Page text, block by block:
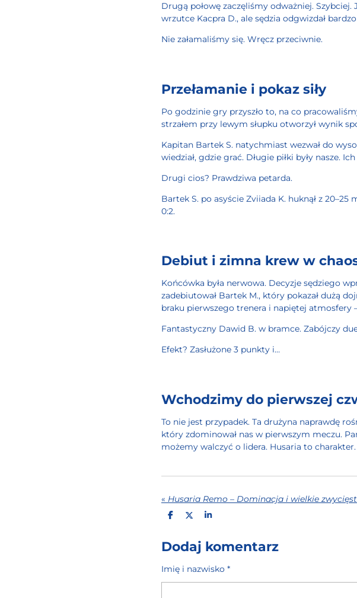
Drugą połowę zaczęliśmy odważniej. Szybciej.
wrzutce Kacpra D., ale sędzia odgwizdał
Nie załamaliśmy się. Wręcz przeciwnie.
Przełamanie i pokaz siły
Po godzinie gry przyszło to, na co
strzałem przy lewym słupku otworzył wynik
Kapitan Bartek S. natychmiast wezwał do
wiedział, gdzie grać. Długie piłki były nasze.
Drugi cios? Prawdziwa petarda.
Bartek S. po asyście Zviiada K. huknął z
0:2.
Debiut i zimna krew w
Końcówka była nerwowa. Decyzje sędziego
zadebiutował Bartek M., który pokazał dużą
braku pierwszego trenera i napiętej atmosfery
Fantastyczny Dawid B. w bramce. Zabójczy
Efekt? Zasłużone 3 punkty i…
Wchodzimy do pierwszej
To nie jest przypadek. Ta drużyna naprawdę
który zdominował nas w pierwszym meczu.
możemy walczyć o lidera. Husaria to
«
U
S
T
P
I
U
S
T
P
I
U
S
T
P
I
Dodaj komentarz
Imię i nazwisko *